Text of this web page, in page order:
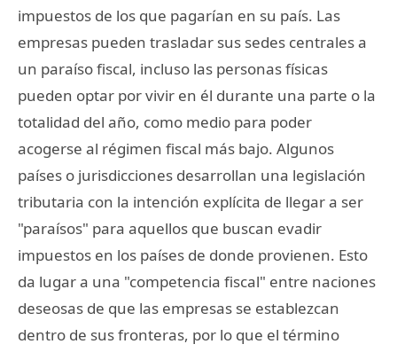
impuestos de los que pagarían en su país. Las
empresas pueden trasladar sus sedes centrales a
un paraíso fiscal, incluso las personas físicas
pueden optar por vivir en él durante una parte o la
totalidad del año, como medio para poder
acogerse al régimen fiscal más bajo. Algunos
países o jurisdicciones desarrollan una legislación
tributaria con la intención explícita de llegar a ser
"paraísos" para aquellos que buscan evadir
impuestos en los países de donde provienen. Esto
da lugar a una "competencia fiscal" entre naciones
deseosas de que las empresas se establezcan
dentro de sus fronteras, por lo que el término